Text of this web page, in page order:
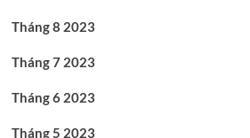
Tháng 8 2023
Tháng 7 2023
Tháng 6 2023
Tháng 5 2023